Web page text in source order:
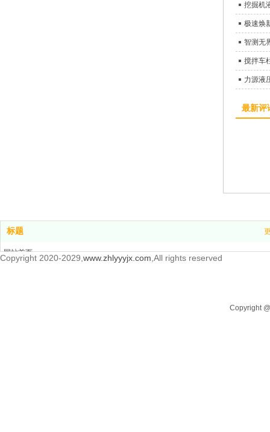
挖掘机
极速焕
智测无
搅拌车
力源液
最新评
标题
网站首页
Copyright 2020-2029, www.zhlyyyjx.com ,All rights reserved
Copyright